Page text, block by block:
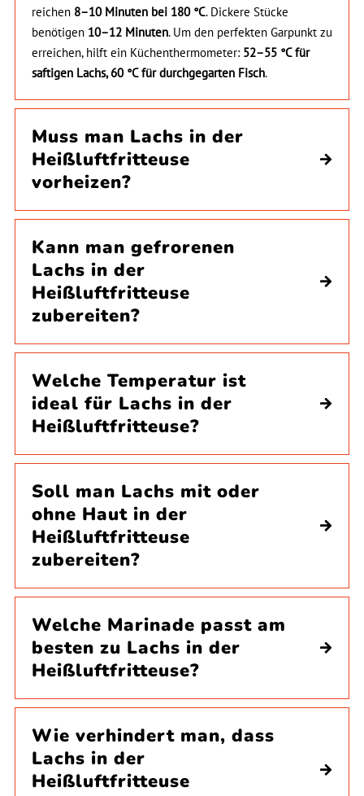
reichen 8–10 Minuten bei 180 °C. Dickere Stücke
benötigen 10–12 Minuten. Um den perfekten Garpunkt zu
erreichen, hilft ein Küchenthermometer: 52–55 °C für
saftigen Lachs, 60 °C für durchgegarten Fisch.
Muss man Lachs in der
Heißluftfritteuse
vorheizen?
Kann man gefrorenen
Lachs in der
Heißluftfritteuse
zubereiten?
Welche Temperatur ist
ideal für Lachs in der
Heißluftfritteuse?
Soll man Lachs mit oder
ohne Haut in der
Heißluftfritteuse
zubereiten?
Welche Marinade passt am
besten zu Lachs in der
Heißluftfritteuse?
Wie verhindert man, dass
Lachs in der
Heißluftfritteuse